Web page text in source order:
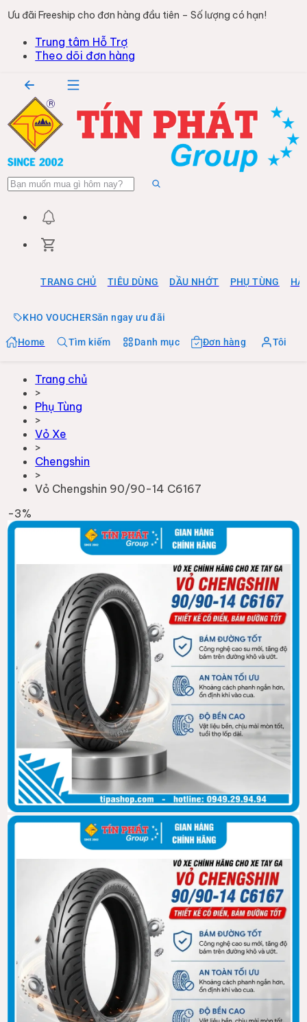
Ưu đãi Freeship cho đơn hàng đầu tiên – Số lượng có hạn!
Trung tâm Hỗ Trợ
Theo dõi đơn hàng
TRANG CHỦ TIÊU DÙNG DẦU NHỚT PHỤ TÙNG
KHO VOUCHERSăn ngay ưu đãi
Home Tìm kiếm Danh mục Đơn hàng Tôi
Trang chủ
>
Phụ Tùng
>
Vỏ Xe
>
Chengshin
>
Vỏ Chengshin 90/90-14 C6167
-3%